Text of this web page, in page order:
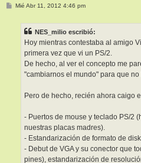
MMié Abr 11, 2012 4:46 pm
NES_milio escribió:
Hoy mientras contestaba al amigo
primera vez que vi un PS/2.
De hecho, al ver el concepto me
"cambiarnos el mundo" para que
Pero de hecho, recién ahora caigo
- Puertos de mouse y teclado PS/2
nuestras placas madres).
- Estandarización de formato de
- Debut de VGA y su conector que
pines), estandarización de